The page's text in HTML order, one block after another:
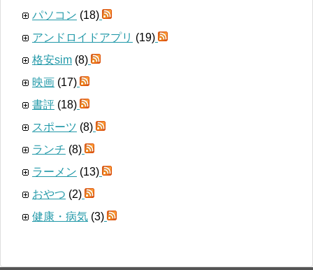
パソコン (18)
アンドロイドアプリ (19)
格安sim (8)
映画 (17)
書評 (18)
スポーツ (8)
ランチ (8)
ラーメン (13)
おやつ (2)
健康・病気 (3)